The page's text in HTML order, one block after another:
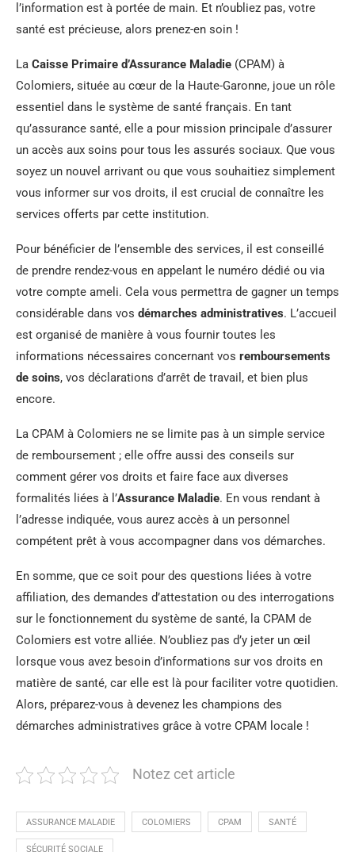
l’information est à portée de main. Et n’oubliez pas, votre
santé est précieuse, alors prenez-en soin !
La Caisse Primaire d’Assurance Maladie (CPAM) à
Colomiers, située au cœur de la Haute-Garonne, joue un rôle
essentiel dans le système de santé français. En tant
qu’assurance santé, elle a pour mission principale d’assurer
un accès aux soins pour tous les assurés sociaux. Que vous
soyez un nouvel arrivant ou que vous souhaitiez simplement
vous informer sur vos droits, il est crucial de connaître les
services offerts par cette institution.
Pour bénéficier de l’ensemble des services, il est conseillé
de prendre rendez-vous en appelant le numéro dédié ou via
votre compte ameli. Cela vous permettra de gagner un temps
considérable dans vos démarches administratives. L’accueil
est organisé de manière à vous fournir toutes les
informations nécessaires concernant vos remboursements
de soins, vos déclarations d’arrêt de travail, et bien plus
encore.
La CPAM à Colomiers ne se limite pas à un simple service
de remboursement ; elle offre aussi des conseils sur
comment gérer vos droits et faire face aux diverses
formalités liées à l’Assurance Maladie. En vous rendant à
l’adresse indiquée, vous aurez accès à un personnel
compétent prêt à vous accompagner dans vos démarches.
En somme, que ce soit pour des questions liées à votre
affiliation, des demandes d’attestation ou des interrogations
sur le fonctionnement du système de santé, la CPAM de
Colomiers est votre alliée. N’oubliez pas d’y jeter un œil
lorsque vous avez besoin d’informations sur vos droits en
matière de santé, car elle est là pour faciliter votre quotidien.
Alors, préparez-vous à devenez les champions des
démarches administratives grâce à votre CPAM locale !
Notez cet article
ASSURANCE MALADIE COLOMIERS CPAM SANTÉ
SÉCURITÉ SOCIALE